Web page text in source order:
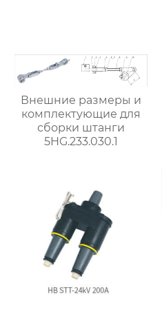
Внешние размеры и
комплектующие для
сборки штанги
5HG.233.030.1